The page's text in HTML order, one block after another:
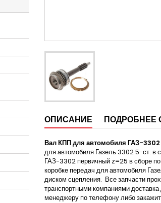
ОПИСАНИЕ ПОДРОБНЕЕ
Вал КПП для автомобиля ГАЗ-
для автомобиля Газель 3302 5-ст. в
ГАЗ-3302 первичный z=25 в сборе по
коробке передач для автомобиля
диском сцепления. Все запчасти
транспортными компаниями
менеджеру по телефону либо